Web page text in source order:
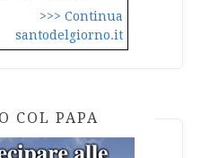
>>> Continua
santodelgiorno.it
COL PAPA